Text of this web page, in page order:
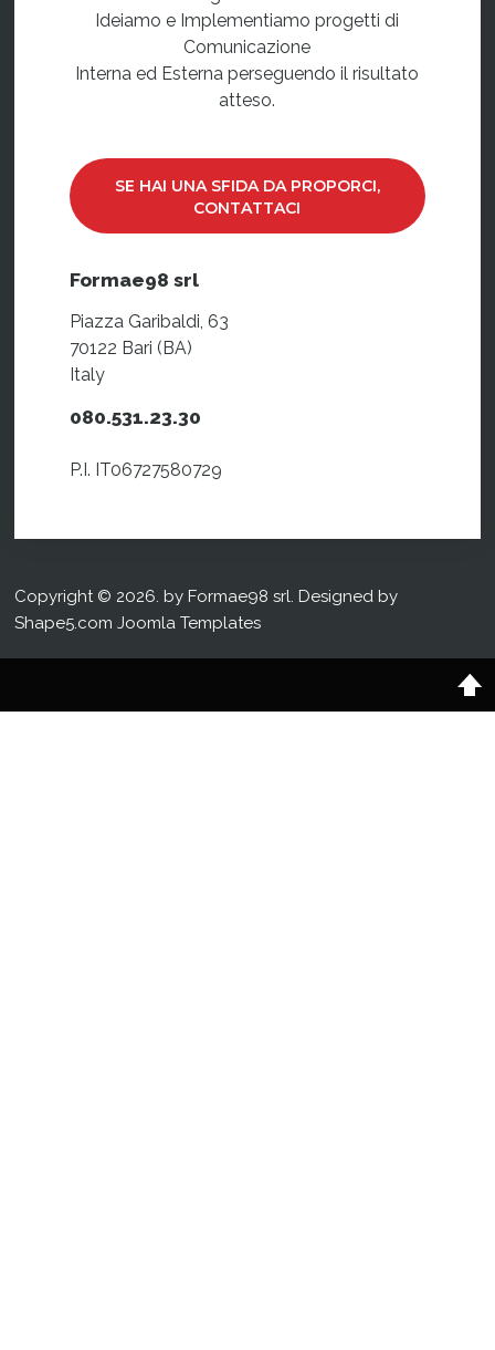
Ideiamo e Implementiamo progetti di
Comunicazione
Interna ed Esterna perseguendo il risultato
atteso.
SE HAI UNA SFIDA DA PROPORCI,
CONTATTACI
Formae98 srl
Piazza Garibaldi, 63
70122 Bari (BA)
Italy
080.531.23.30
P.I. IT06727580729
Copyright © 2026. by Formae98 srl. Designed by
Shape5.comJoomla Templates